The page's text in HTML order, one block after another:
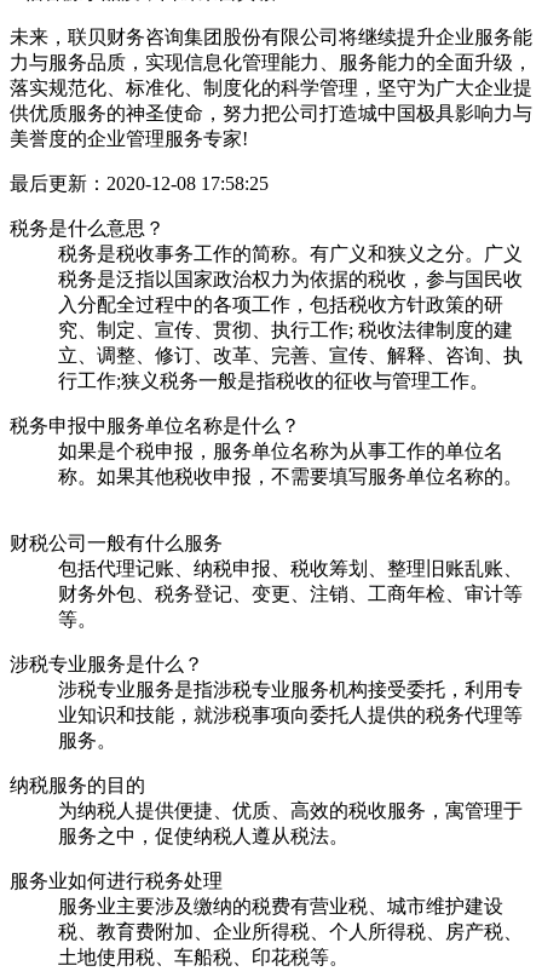
未来，联贝财务咨询集团股份有限公司将继续提升企业服务能
力与服务品质，实现信息化管理能力、服务能力的全面升级，
落实规范化、标准化、制度化的科学管理，坚守为广大企业提
供优质服务的神圣使命，努力把公司打造城中国极具影响力与
美誉度的企业管理服务专家!
最后更新： 2020-12-08 17:58:25
税务是什么意思？
税务是税收事务工作的简称。有广义和狭义之分。广义
税务是泛指以国家政治权力为依据的税收，参与国民收
入分配全过程中的各项工作，包括税收方针政策的研
究、制定、宣传、贯彻、执行工作; 税收法律制度的建
立、调整、修订、改革、完善、宣传、解释、咨询、执
行工作;狭义税务一般是指税收的征收与管理工作。
税务申报中服务单位名称是什么？
如果是个税申报，服务单位名称为从事工作的单位名
称。如果其他税收申报，不需要填写服务单位名称的。
财税公司一般有什么服务
包括代理记账、纳税申报、税收筹划、整理旧账乱账、
财务外包、税务登记、变更、注销、工商年检、审计等
等。
涉税专业服务是什么？
涉税专业服务是指涉税专业服务机构接受委托，利用专
业知识和技能，就涉税事项向委托人提供的税务代理等
服务。
纳税服务的目的
为纳税人提供便捷、优质、高效的税收服务，寓管理于
服务之中，促使纳税人遵从税法。
服务业如何进行税务处理
服务业主要涉及缴纳的税费有营业税、城市维护建设
税、教育费附加、企业所得税、个人所得税、房产税、
土地使用税、车船税、印花税等。